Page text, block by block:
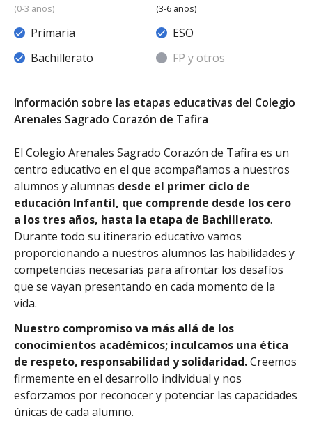
(0-3 años) (3-6 años)
Primaria
ESO
Bachillerato
FP y otros
Información sobre las etapas educativas del Colegio
Arenales Sagrado Corazón de Tafira
El Colegio Arenales Sagrado Corazón de Tafira es un
centro educativo en el que acompañamos a nuestros
alumnos y alumnas desde el primer ciclo de
educación Infantil, que comprende desde los cero
a los tres años, hasta la etapa de Bachillerato.
Durante todo su itinerario educativo vamos
proporcionando a nuestros alumnos las habilidades y
competencias necesarias para afrontar los desafíos
que se vayan presentando en cada momento de la
vida.
Nuestro compromiso va más allá de los
conocimientos académicos; inculcamos una ética
de respeto, responsabilidad y solidaridad.Creemos
firmemente en el desarrollo individual y nos
esforzamos por reconocer y potenciar las capacidades
únicas de cada alumno.